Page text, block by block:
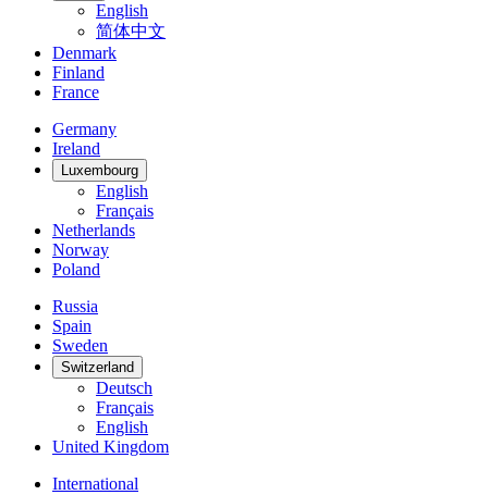
English
简体中文
Denmark
Finland
France
Germany
Ireland
Luxembourg
English
Français
Netherlands
Norway
Poland
Russia
Spain
Sweden
Switzerland
Deutsch
Français
English
United Kingdom
International